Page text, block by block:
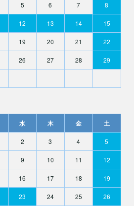
5 6 7 8
12 13 14 15
19 20 21 22
26 27 28 29
水 木 金 土
2 3 4 5
9 10 11 12
16 17 18 19
23 24 25 26